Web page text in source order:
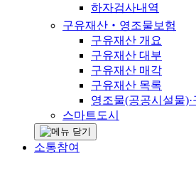
하자검사내역
구유재산‧영조물보험
구유재산 개요
구유재산 대부
구유재산 매각
구유재산 목록
영조물(공공시설물
스마트도시
소통참여